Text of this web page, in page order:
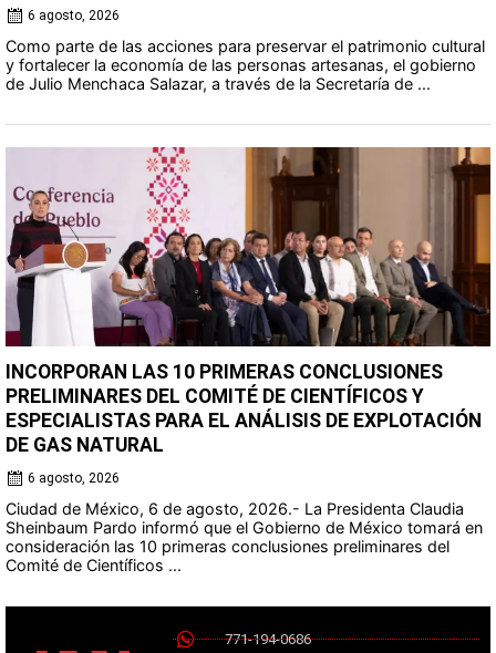
6 agosto, 2026
Como parte de las acciones para preservar el patrimonio cultural
y fortalecer la economía de las personas artesanas, el gobierno
de Julio Menchaca Salazar, a través de la Secretaría de ...
INCORPORAN LAS 10 PRIMERAS CONCLUSIONES
PRELIMINARES DEL COMITÉ DE CIENTÍFICOS Y
ESPECIALISTAS PARA EL ANÁLISIS DE EXPLOTACIÓN
DE GAS NATURAL
6 agosto, 2026
Ciudad de México, 6 de agosto, 2026.- La Presidenta Claudia
Sheinbaum Pardo informó que el Gobierno de México tomará en
consideración las 10 primeras conclusiones preliminares del
Comité de Científicos ...
771-194-0686